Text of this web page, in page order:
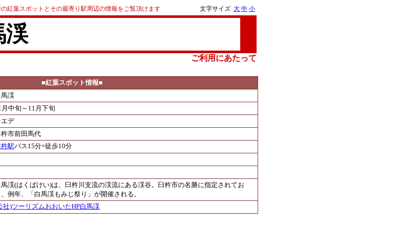
紅葉スポットとその最寄り駅周辺の情報をご覧頂けます 文字サイズ 大 中 小
渓
ご利用にあたって
■紅葉スポット情報■
馬渓
月中旬～11月下旬
エデ
杵市前田馬代
杵駅バス15分+徒歩10分
馬渓(はくばけい)は、臼杵川支流の渓流にある渓谷。臼杵市の名勝に指定されてお
、例年、「白馬渓もみじ祭り」が開催される。
社)ツーリズムおおいたHP白馬渓